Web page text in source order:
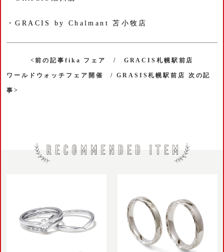
・GRACIS by Chalmant 苫小牧店
<前の記事fika フェア / GRACIS札幌駅前店
ワールドウォッチフェア開催 / GRASIS札幌駅前店 次の記
事>